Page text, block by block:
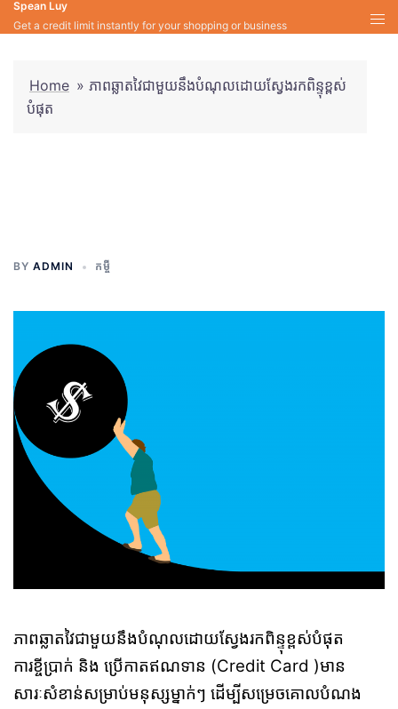
Skip
to
Spean Luy
Get a credit limit instantly for your shopping or business
Home » ភាពឆ្លាតវៃជាមួយនឹងបំណុលដោយស្វែងរកពិន្ទុខ្ពស់
បំផុត
BY ADMIN កម្ចី
ភាពឆ្លាតវៃជាមួយនឹងបំណុលដោយស្វែងរកពិន្ទុខ្ពស់បំផុត
ការខ្ចីប្រាក់ និង ប្រើកាតឥណទាន (Credit Card )មាន
សារៈសំខាន់សម្រាប់មនុស្សម្នាក់ៗ ដើម្បីសម្រេច​គោលបំណង